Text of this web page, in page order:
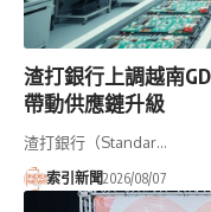
渣打銀行上調越南
帶動供應鏈升級
渣打銀行（Standar…
索引新聞2026/08/07